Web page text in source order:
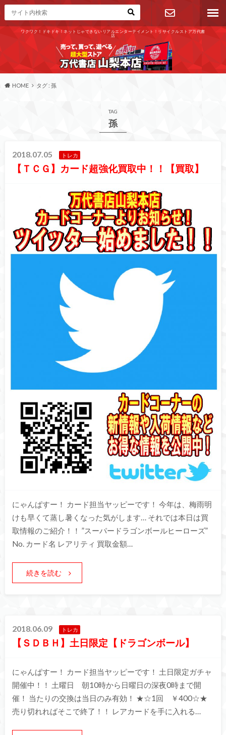
ワクワク！ドキドキ！ネットじゃできないリアルエンターテイメント！リサイクルストア万代書
店
お問い合わ
せ
HOME タグ : 孫
TAG
孫
2018.07.05 トレカ
【ＴＣＧ】カード超強化買取中！！【買取】
にゃんぱすー！ カード担当ヤッピーです！ 今年は、梅雨明
けも早くて蒸し暑くなった気がします… それでは本日は買
取情報のご紹介！！ ”スーパードラゴンボールヒーローズ”
No. カード名 レアリティ 買取金額…
続きを読む
2018.06.09 トレカ
【ＳＤＢＨ】土日限定【ドラゴンボール】
にゃんぱすー！ カード担当ヤッピーです！ 土日限定ガチャ
開催中！！ 土曜日 朝10時から日曜日の深夜0時まで開
催！ 当たりの交換は当日のみ有効！ ★☆1回 ￥400☆★
売り切れればそこで終了！！ レアカードを手に入れる…